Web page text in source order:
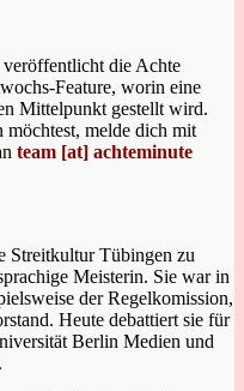
die Achte
Feature, worin eine
Mittelpunkt gestellt wird.
möchtest, melde dich mit
team [at] achteminute
Streitkultur Tübingen zu
Meisterin. Sie war in
der Regelkomission,
Heute debattiert sie für
Berlin Medien und